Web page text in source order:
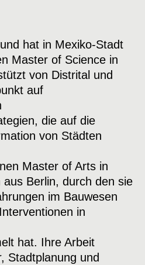
hat in Mexiko-Stadt
Master of Science in
von Distrital und
auf
die auf die
von Städten
Master of Arts in
aus Berlin, durch den sie
im Bauwesen
in
hat. Ihre Arbeit
Stadtplanung und